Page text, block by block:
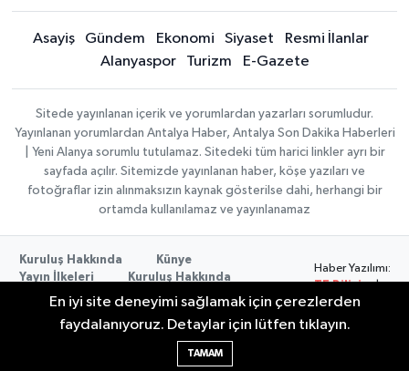
Asayiş Gündem Ekonomi Siyaset
Resmi İlanlar
Alanyaspor
Turizm E-Gazete
Sitede yayınlanan içerik ve yorumlardan yazarları sorumludur.
Yayınlanan yorumlardan Antalya Haber, Antalya Son Dakika Haberleri
| Yeni Alanya sorumlu tutulamaz. Sitedeki tüm harici linkler ayrı bir
sayfada açılır. Sitemizde yayınlanan haber, köşe yazıları ve
fotoğraflar izin alınmaksızın kaynak gösterilse dahi, herhangi bir
ortamda kullanılamaz ve yayınlanamaz
Kuruluş Hakkında
Künye
Yayın İlkeleri
Kuruluş Hakkında
Düzeltme Politikası
Veri Politikası
Kullanım Şartları
Haber Yazılımı:
TE Bilişim|
Copyright ©
2026
En iyi site deneyimi sağlamak için çerezlerden
faydalanıyoruz. Detaylar için lütfen tıklayın.
TAMAM